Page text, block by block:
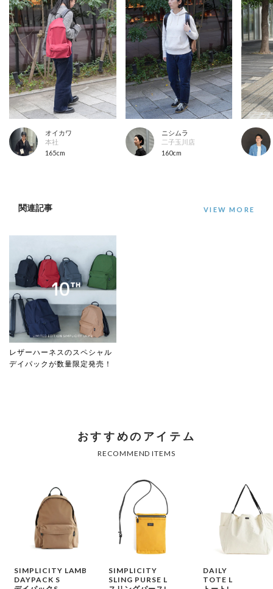
オイカワ
本社
165cm
ニシムラ
二子玉川店
160cm
関連記事
レザーハーネスのスペシャル
デイパックが数量限定発売！
VIEW MORE
SIMPLICITY LAMB
DAYPACK S
SIMPLICITY
SLING PURSE L
DAILY
TOTE L